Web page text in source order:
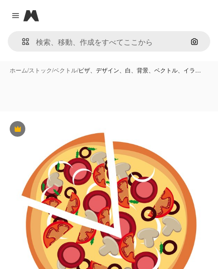
Close menu
Magnific
画像で
ホーム/ストック/ベクトル/ピザ、デザイン、白、背景、ベクトル、イラ…
Premium